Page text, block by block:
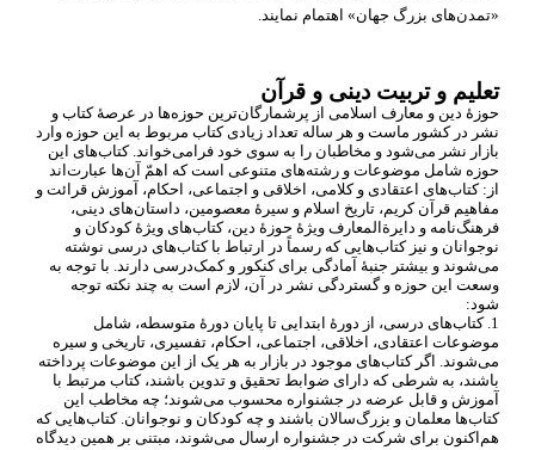
«تمدنهای بزرگ جهان» اهتمام نمایند.
تعلیم و تربیت دینی و قرآن
حوزۀ دین و معارف اسلامی از پرشمارگانترین حوزهها در عرصۀ کتاب و
نشر در کشور ماست و هر ساله تعداد زیادی کتاب مربوط به این حوزه وارد
بازار نشر میشود و مخاطبان را به سوی خود فرامیخواند. کتابهای این
حوزه شامل موضوعات و رشتههای متنوعی است که اهمّ آنها عبارتاند
از: کتابهای اعتقادی و کلامی، اخلاقی و اجتماعی، احکام، آموزش قرائت و
مفاهیم قرآن کریم، تاریخ اسلام و سیرۀ معصومین، داستانهای دینی،
فرهنگنامه و دایرة المعارف ویژۀ حوزۀ دین، کتابهای ویژۀ کودکان و
نوجوانان و نیز کتابهایی که رسماً در ارتباط با کتابهای درسی نوشته
میشوند و بیشتر جنبۀ آمادگی برای کنکور و کمکدرسی دارند. با توجه به
وسعت این حوزه و گستردگی نشر در آن، لازم است به چند نکته توجه
شود:
1. کتاب
های درسی، از دورۀ ابتدایی تا پایان دورۀ متوسطه، شامل
موضوعات اعتقادی، اخلاقی، اجتماعی، احکام، تفسیری، تاریخی و سیره
میشوند. اگر کتابهای موجود در بازار به هر یک از این موضوعات پرداخته
باشند، به شرطیکه دارای ضوابط تحقیق و تدوین باشند، کتاب مرتبط با
آموزش و قابل عرضه در جشنواره محسوب میشوند؛ چه مخاطب این
کتابها معلمان و بزرگسالان باشند و چه کودکان و نوجوانان. کتابهایی که
هم اکنون برای شرکت در جشنواره ارسال میشوند، مبتنی بر همین دیدگاه